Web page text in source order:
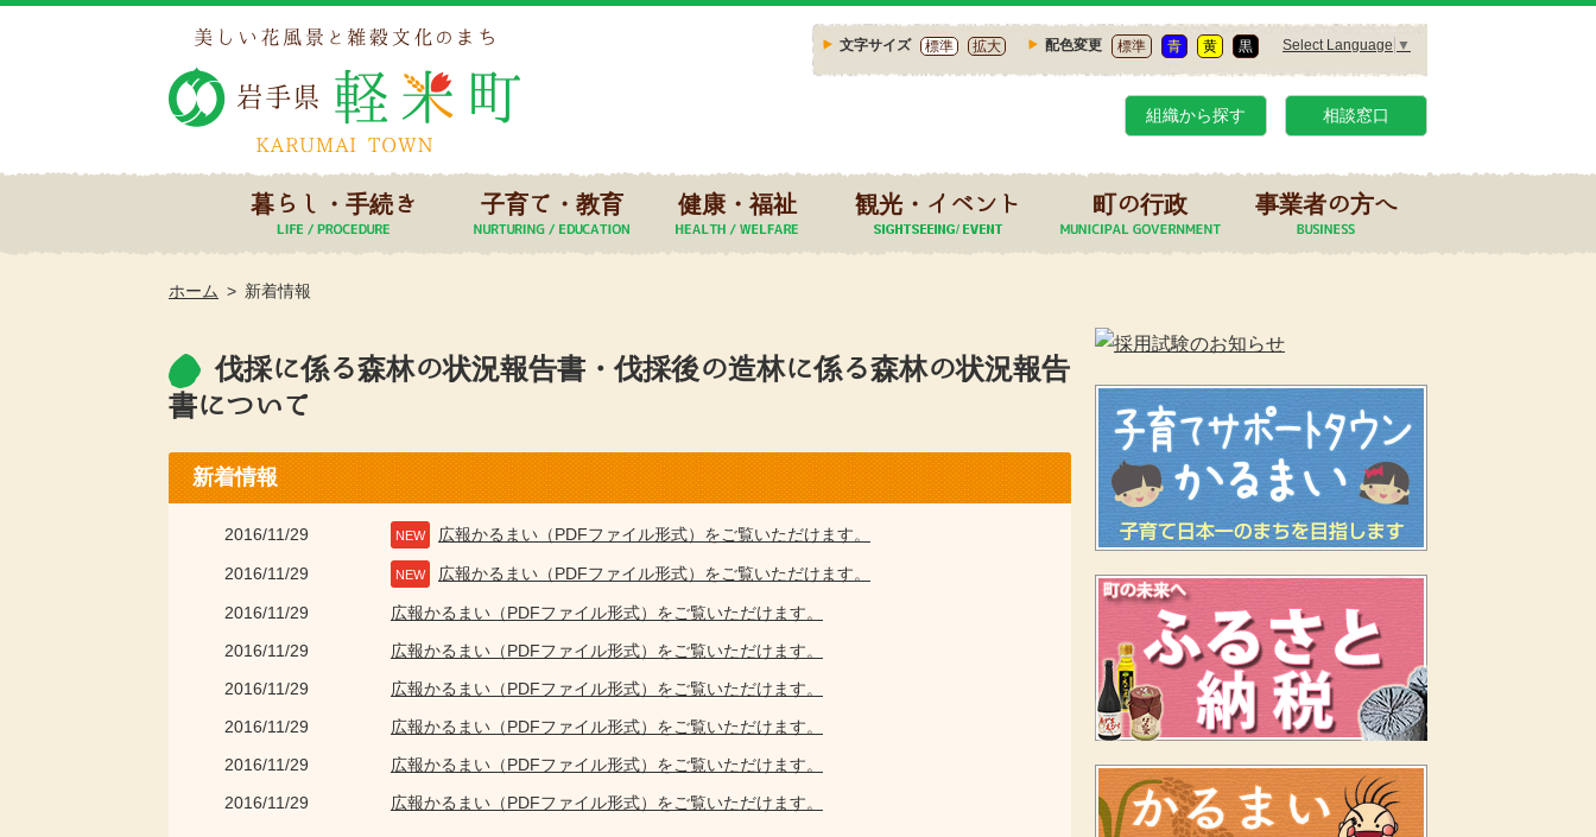
文字サイズ 標準 拡大 配色変更 標準 青 黄 黒 Select Language ▼
組織から探す 相談窓口
暮らし・手続き 子育て・教育 健康・福祉 観光・イベント 町の行政 事業者の方へ
ホーム 新着情報
伐採に係る森林の状況報告書・伐採後の造林に係る森林の状況報告
書について
新着情報
2016/11/29 NEW 広報かるまい（PDFファイル形式）をご覧いただけます。
2016/11/29 NEW 広報かるまい（PDFファイル形式）をご覧いただけます。
2016/11/29
広報かるまい（PDFファイル形式）をご覧いただけます。
2016/11/29
広報かるまい（PDFファイル形式）をご覧いただけます。
2016/11/29
広報かるまい（PDFファイル形式）をご覧いただけます。
2016/11/29
広報かるまい（PDFファイル形式）をご覧いただけます。
2016/11/29
広報かるまい（PDFファイル形式）をご覧いただけます。
2016/11/29
広報かるまい（PDFファイル形式）をご覧いただけます。